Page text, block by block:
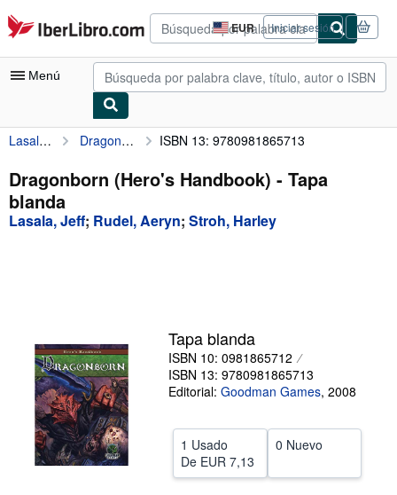
Pasar al contenido principal
IberLibro.com EUR
Preferencias
de
compra
del
Iniciar sesión
Menú
Mi cuenta
Consultar mis pedidos
Búsqueda avanzada
Comenzar a vender
Ayuda
Lasala, Jeff Dragonborn (Hero's Handbook) ISBN 13: 9780981865713
Dragonborn (Hero's Handbook) - Tapa
blanda
Lasala, Jeff; Rudel, Aeryn; Stroh, Harley
Tapa blanda
ISBN 10: 0981865712
ISBN 13: 9780981865713
Editorial: Goodman Games, 2008
1 Usado
De EUR 7,13
0 Nuevo